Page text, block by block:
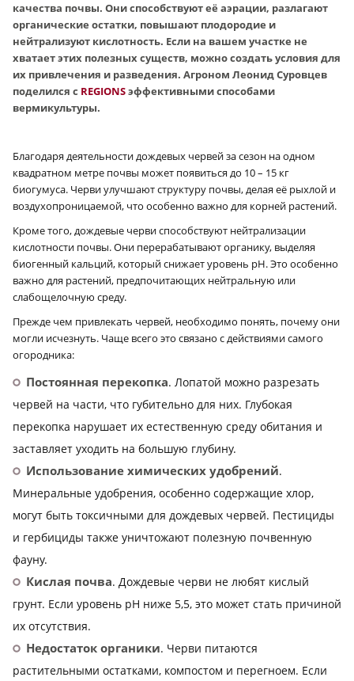
качества почвы. Они способствуют её аэрации, разлагают
органические остатки, повышают плодородие и
нейтрализуют кислотность. Если на вашем участке не
хватает этих полезных существ, можно создать условия для
их привлечения и разведения. Агроном Леонид Суровцев
поделился с REGIONSэффективными способами
вермикультуры.
Благодаря деятельности дождевых червей за сезон на одном
квадратном метре почвы может появиться до 10 – 15 кг
биогумуса. Черви улучшают структуру почвы, делая её рыхлой и
воздухопроницаемой, что особенно важно для корней растений.
Кроме того, дождевые черви способствуют нейтрализации
кислотности почвы. Они перерабатывают органику, выделяя
биогенный кальций, который снижает уровень pH. Это особенно
важно для растений, предпочитающих нейтральную или
слабощелочную среду.
Прежде чем привлекать червей, необходимо понять, почему они
могли исчезнуть. Чаще всего это связано с действиями самого
огородника:
Постоянная перекопка. Лопатой можно разрезать
червей на части, что губительно для них. Глубокая
перекопка нарушает их естественную среду обитания и
заставляет уходить на большую глубину.
Использование химических удобрений.
Минеральные удобрения, особенно содержащие хлор,
могут быть токсичными для дождевых червей. Пестициды
и гербициды также уничтожают полезную почвенную
фауну.
Кислая почва. Дождевые черви не любят кислый
грунт. Если уровень pH ниже 5,5, это может стать причиной
их отсутствия.
Недостаток органики. Черви питаются
растительными остатками, компостом и перегноем. Если